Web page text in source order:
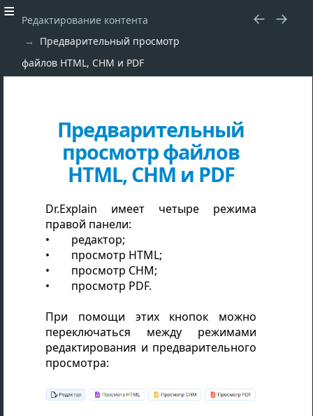
Редактирование контента
Предварительный просмотр
файлов HTML, CHM и PDF
Предварительный
просмотр файлов
HTML, CHM и PDF
Dr.Explain имеет четыре режима
правой панели:
редактор;
просмотр HTML;
просмотр CHM;
просмотр PDF.
При помощи этих кнопок можно
переключаться между режимами
редактирования и предварительного
просмотра: